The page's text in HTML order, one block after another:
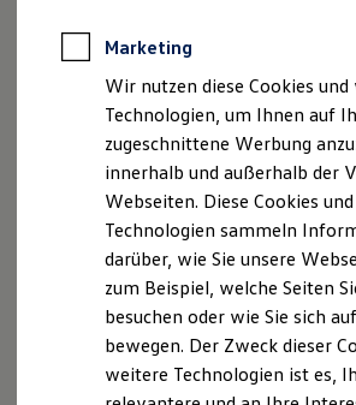
Elektromobilität
Elektroautos
Elektrofahrzeugkonzepte
ID. EVERY1
Reichweite
Reichweite der ID. Modelle
Reichweite im Winter
Rekuperation
Laden
Laden unterwegs
Laden Zuhause
Ladestationen finden
Ladezeitensimulator
Sicherheit
Garantie und Lebensdauer
Nachhaltigkeit
Die in dieser Darstellung gezeigten
Ausstattungen können in einzelnen
deutschen Lieferprogramm
teilweise Sonderausstattungen der
Mehrpreis.
Bitte beachten Sie auch unseren
Übersicht der aktuell verfügbaren
Die angegebenen Verbrauchs- und
sich nicht auf ein einzelnes Fahrzeug
des Angebots, sondern dienen allein
zwischen den verschiedenen
Zusatzausstattungen und Zubehör
usw.) können relevante
Marketing
Wir nutzen diese Cookies
Technologien, um Ihnen auf
zugeschnittene Werbung
innerhalb und außerhalb der
Webseiten. Diese Cookies
Technologien sammeln
darüber, wie Sie unsere
zum Beispiel, welche Seiten
besuchen oder wie Sie sich
bewegen. Der Zweck dieser
weitere Technologien ist es,